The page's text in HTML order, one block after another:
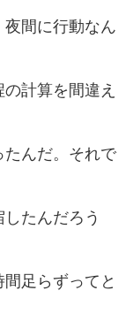
間に行動なん
計算を間違え
んだ。それで
たんだろう
足らずってと